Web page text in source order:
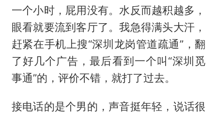
一个小时，屁用没有。水反而越积越多，
眼看就要流到客厅了。我急得满头大汗，
赶紧在手机上搜“深圳龙岗管道疏通”，翻
了好几个广告，最后看到一个叫“深圳觅
事通”的，评价不错，就打了过去。
接电话的是个男的，声音挺年轻，说话很